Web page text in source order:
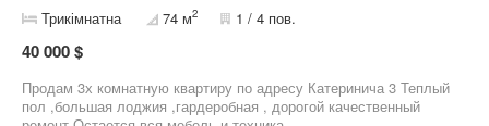
Трикімнатна 74 м2 1 / 4 пов.
40 000 $
Продам 3х комнатную квартиру по адресу Катеринича 3 Теплый
пол ,большая лоджия ,гардеробная , дорогой качественный